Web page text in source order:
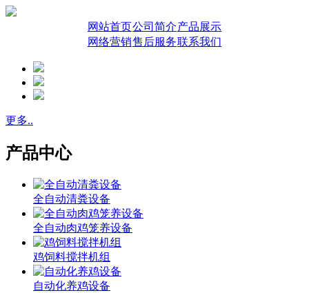
网站首页公司简介产品展示
网络营销售后服务联系我们
更多..
产品中心
全自动清粪设备
全自动肉鸡笼养设备
鸡饲料搅拌机组
自动化养鸡设备